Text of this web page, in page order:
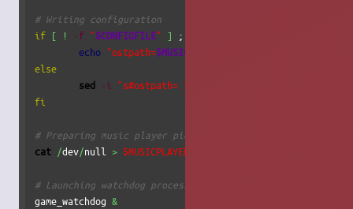
# Writing configuration
if [ ! -f "$CONFIGFILE" ] ;
echo "ostpath=$MUSICTRACKSPATH
else
sed -i "s#ostpath=.*#ostpath=
fi
# Preparing music player pidfile
cat /dev/null > $MUSICPLAYERPIDFILE
# Launching watchdog process
game_watchdog &